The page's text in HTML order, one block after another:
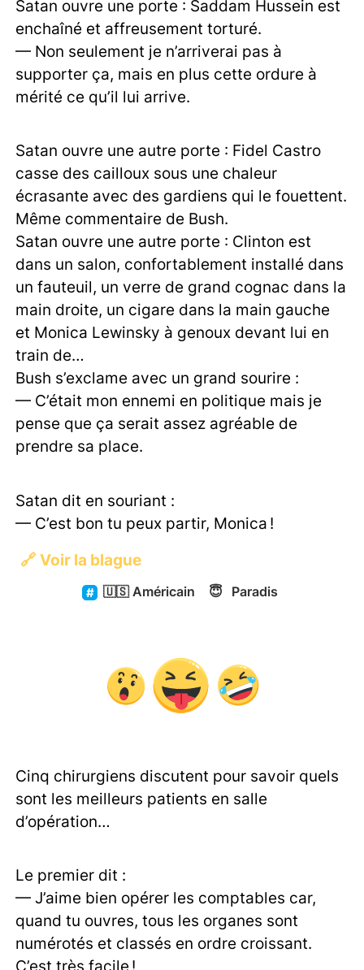
Satan ouvre une porte : Saddam Hussein est
enchaîné et affreusement torturé.
— Non seulement je n’arriverai pas à
supporter ça, mais en plus cette ordure à
mérité ce qu’il lui arrive.
Satan ouvre une autre porte : Fidel Castro
casse des cailloux sous une chaleur
écrasante avec des gardiens qui le fouettent.
Même commentaire de Bush.
Satan ouvre une autre porte : Clinton est
dans un salon, confortablement installé dans
un fauteuil, un verre de grand cognac dans la
main droite, un cigare dans la main gauche
et Monica Lewinsky à genoux devant lui en
train de…
Bush s’exclame avec un grand sourire :
— C’était mon ennemi en politique mais je
pense que ça serait assez agréable de
prendre sa place.
Satan dit en souriant :
— C’est bon tu peux partir, Monica !
🔗 Voir la blague
🇺🇸 Américain 😇 Paradis
Cinq chirurgiens discutent pour savoir quels
sont les meilleurs patients en salle
d’opération…
Le premier dit :
— J’aime bien opérer les comptables car,
quand tu ouvres, tous les organes sont
numérotés et classés en ordre croissant.